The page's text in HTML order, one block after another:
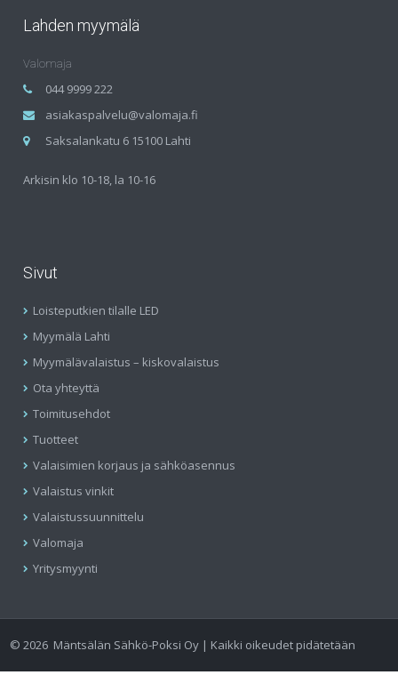
Lahden myymälä
Valomaja
044 9999 222
asiakaspalvelu@valomaja.fi
Saksalankatu 6 15100 Lahti
Arkisin klo 10-18, la 10-16
Sivut
Loisteputkien tilalle LED
Myymälä Lahti
Myymälävalaistus – kiskovalaistus
Ota yhteyttä
Toimitusehdot
Tuotteet
Valaisimien korjaus ja sähköasennus
Valaistus vinkit
Valaistussuunnittelu
Valomaja
Yritysmyynti
©2026 Mäntsälän Sähkö-Poksi Oy | Kaikki oikeudet pidätetään